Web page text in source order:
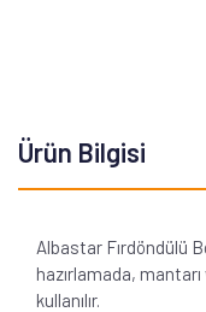
Ürün Bilgisi
Albastar Fırdöndülü
hazırlamada,
kullanılır.